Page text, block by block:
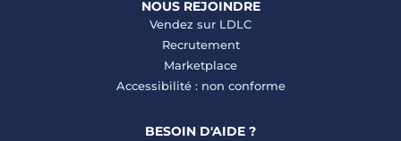
NOUS REJOINDRE
Vendez sur LDLC
Recrutement
Marketplace
Accessibilité : non conforme
BESOIN D'AIDE ?